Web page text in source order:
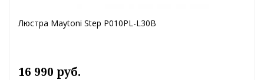
Люстра Maytoni Step P010PL-L30B
16 990 руб.